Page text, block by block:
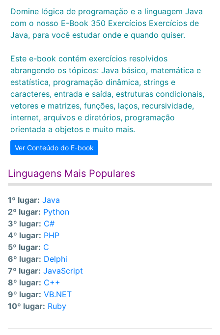
Domine lógica de programação e a linguagem Java
com o nosso E-Book 350 Exercícios Exercícios de
Java, para você estudar onde e quando quiser.
Este e-book contém exercícios resolvidos
abrangendo os tópicos: Java básico, matemática e
estatística, programação dinâmica, strings e
caracteres, entrada e saída, estruturas condicionais,
vetores e matrizes, funções, laços, recursividade,
internet, arquivos e diretórios, programação
orientada a objetos e muito mais.
Ver Conteúdo do E-book
Linguagens Mais Populares
1º lugar: Java
2º lugar: Python
3º lugar: C#
4º lugar: PHP
5º lugar: C
6º lugar: Delphi
7º lugar: JavaScript
8º lugar: C++
9º lugar: VB.NET
10º lugar: Ruby